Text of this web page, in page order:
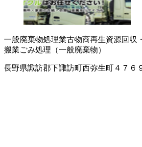
一般廃棄物処理業古物商再生資源回収
搬業ごみ処理（一般廃棄物）
長野県諏訪郡下諏訪町西弥生町４７６